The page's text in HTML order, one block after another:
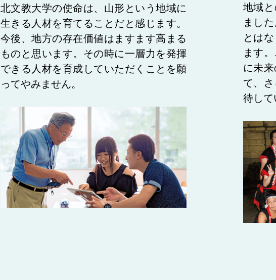
北文教大学の使命は、山形という地域に
生きる人材を育てることだと感じます。
今後、地方の存在価値はますます高まる
ものと思います。その時に一層力を発揮
できる人材を育成していただくことを願
ってやみません。
地域
まし
とは
ます
に未
て、
待して